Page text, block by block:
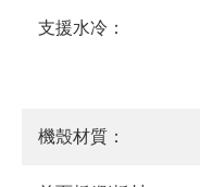
支援水冷：
機殼材質：